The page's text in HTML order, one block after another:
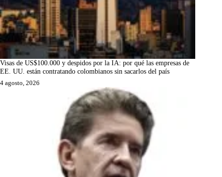
Visas de US$100.000 y despidos por la IA: por qué las empresas de
EE. UU. están contratando colombianos sin sacarlos del país
4 agosto, 2026